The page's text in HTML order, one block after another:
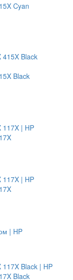
Cyan
Black
Black